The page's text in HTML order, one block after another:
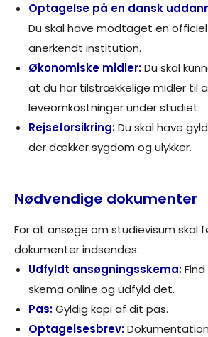
Optagelse på en dansk
Du skal have modtaget en
anerkendt institution.
Økonomiske midler:Du skal
at du har tilstrækkelige midler til
leveomkostninger under studiet.
Rejseforsikring:Du skal have
der dækker sygdom og ulykker.
Nødvendige dokumenter
For at ansøge om studievisum skal
dokumenter indsendes:
Udfyldt ansøgningsskema:
skema online og udfyld det.
Pas:Gyldig kopi af dit pas.
Optagelsesbrev: